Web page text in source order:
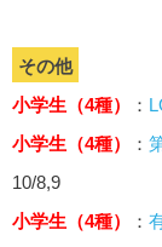
その他
小学生（4種）
：
小学生（4種）
：
10/8,9
小学生（4種）
：